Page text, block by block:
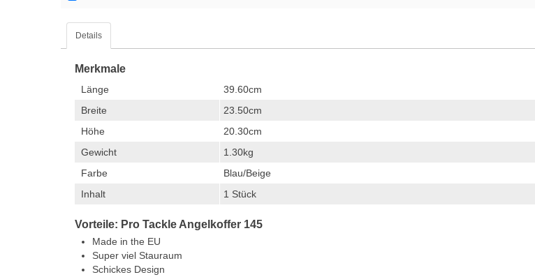
Details
Merkmale
Länge
39.60cm
Breite
23.50cm
Höhe
20.30cm
Gewicht
1.30kg
Farbe
Blau/Beige
Inhalt
1 Stück
Vorteile: Pro Tackle Angelkoffer 145
Made in the EU
Super viel Stauraum
Schickes Design